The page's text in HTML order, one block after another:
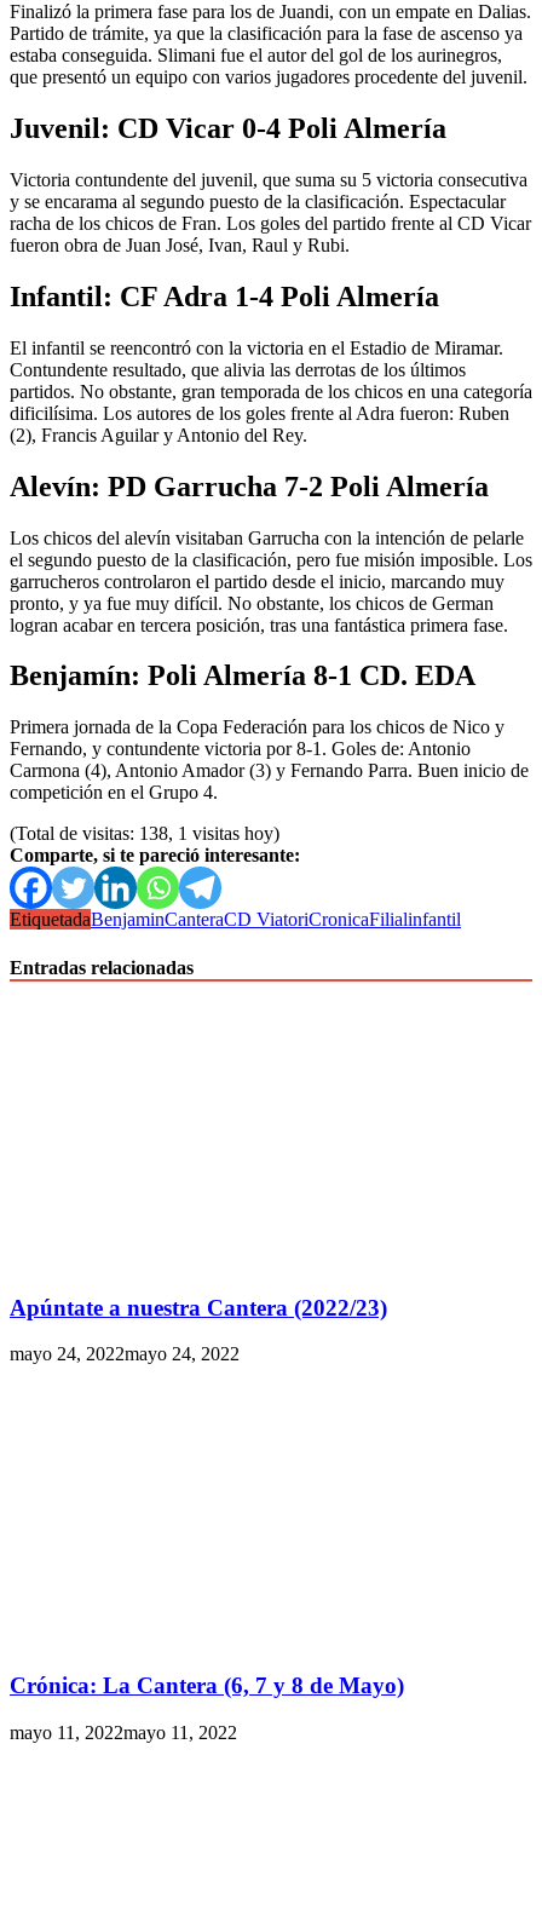
Finalizó la primera fase para los de Juandi, con un empate en Dalias.
Partido de trámite, ya que la clasificación para la fase de ascenso ya
estaba conseguida. Slimani fue el autor del gol de los aurinegros,
que presentó un equipo con varios jugadores procedente del juvenil.
Juvenil: CD Vicar 0-4 Poli Almería
Victoria contundente del juvenil, que suma su 5 victoria consecutiva
y se encarama al segundo puesto de la clasificación. Espectacular
racha de los chicos de Fran. Los goles del partido frente al CD Vicar
fueron obra de Juan José, Ivan, Raul y Rubi.
Infantil: CF Adra 1-4 Poli Almería
El infantil se reencontró con la victoria en el Estadio de Miramar.
Contundente resultado, que alivia las derrotas de los últimos
partidos. No obstante, gran temporada de los chicos en una categoría
dificilísima. Los autores de los goles frente al Adra fueron: Ruben
(2), Francis Aguilar y Antonio del Rey.
Alevín: PD Garrucha 7-2 Poli Almería
Los chicos del alevín visitaban Garrucha con la intención de pelarle
el segundo puesto de la clasificación, pero fue misión imposible. Los
garrucheros controlaron el partido desde el inicio, marcando muy
pronto, y ya fue muy difícil. No obstante, los chicos de German
logran acabar en tercera posición, tras una fantástica primera fase.
Benjamín: Poli Almería 8-1 CD. EDA
Primera jornada de la Copa Federación para los chicos de Nico y
Fernando, y contundente victoria por 8-1. Goles de: Antonio
Carmona (4), Antonio Amador (3) y Fernando Parra. Buen inicio de
competición en el Grupo 4.
(Total de visitas: 138, 1 visitas hoy)
Comparte, si te pareció interesante:
EtiquetadaBenjaminCanteraCD ViatoriCronicaFilialinfantil
Entradas relacionadas
Apúntate a nuestra Cantera (2022/23)
mayo 24, 2022mayo 24, 2022
Crónica: La Cantera (6, 7 y 8 de Mayo)
mayo 11, 2022mayo 11, 2022